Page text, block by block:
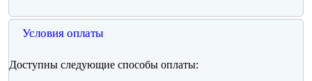
Условия оплаты
Доступны следующие способы оплаты: